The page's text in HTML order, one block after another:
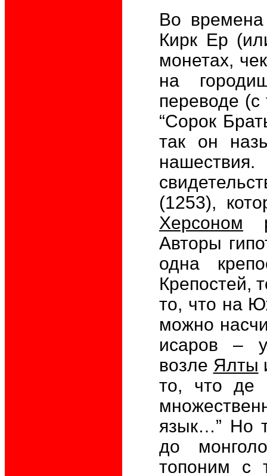
Во времена
Кирк Ер
монетах,
на
переводе (с
“Сорок
так он
(1253),
Херсоном
Авторы
одна
Крепостей,
то, что на
можно
исаров –
возле Ялты
то, что де
язык…” Но
до
топоним с